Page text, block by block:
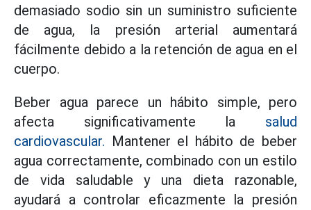
demasiado sodio sin un suministro suficiente
de agua, la presión arterial aumentará
fácilmente debido a la retención de agua en el
cuerpo.
Beber agua parece un hábito simple, pero
afecta significativamente la salud
cardiovascular. Mantener el hábito de beber
agua correctamente, combinado con un estilo
de vida saludable y una dieta razonable,
ayudará a controlar eficazmente la presión